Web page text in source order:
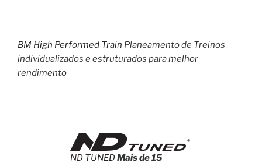
BM High Performed Train Planeamento de Treinos
individualizados e estruturados para melhor
rendimento
ND TUNEDMais de 15